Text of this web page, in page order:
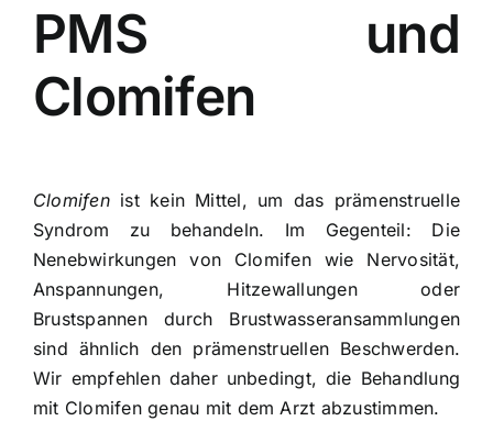
PMS und
Clomifen
Clomifenist kein Mittel, um das prämenstruelle
Syndrom zu behandeln. Im Gegenteil: Die
Nenebwirkungen von Clomifen wie Nervosität,
Anspannungen, Hitzewallungen oder
Brustspannen durch Brustwasseransammlungen
sind ähnlich den prämenstruellen Beschwerden.
Wir empfehlen daher unbedingt, die Behandlung
mit Clomifen genau mit dem Arzt abzustimmen.